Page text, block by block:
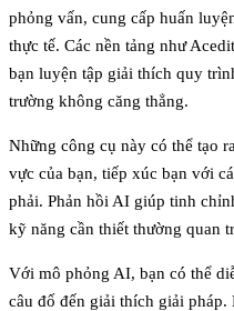
phỏng vấn, cung cấp huấn
thực tế. Các nền tảng như
bạn luyện tập giải thích quy
trường không căng thẳng.
Những công cụ này có thể tạo
vực của bạn, tiếp xúc bạn với
phải. Phản hồi AI giúp tinh
kỹ năng cần thiết thường quan
Với mô phỏng AI, bạn có thể
câu đố đến giải thích giải